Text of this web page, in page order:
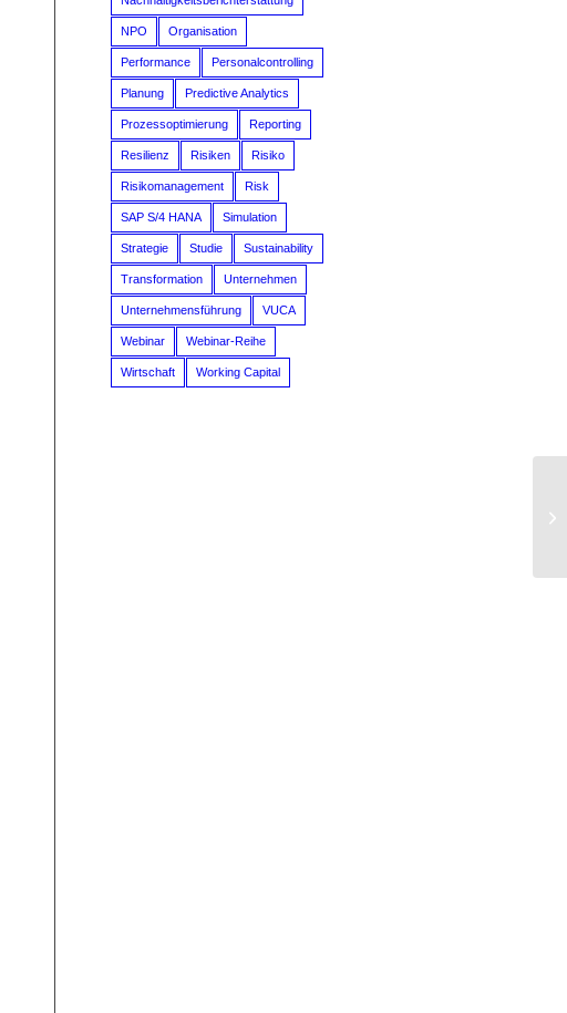
NPO Organisation
Performance Personalcontrolling
Planung Predictive Analytics
Prozessoptimierung Reporting
Resilienz Risiken Risiko
Risikomanagement Risk
SAP S/4 HANA Simulation
Strategie Studie Sustainability
Transformation Unternehmen
Unternehmensführung VUCA
Webinar Webinar-Reihe
Wirtschaft Working Capital